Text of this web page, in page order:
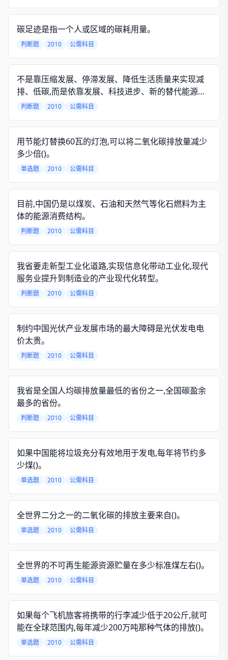
碳足迹是指一个人或区域的碳耗用量。
判断题 2010 公需科目
不是靠压缩发展、停滞发展、降低生活质量来实现减
排、低碳,而是依靠发展、科技进步、新的替代能源、
清洁能源来实现减排和发展的目标。
判断题 2010 公需科目
用节能灯替换60瓦的灯泡,可以将二氧化碳排放量减少
多少倍()。
单选题 2010 公需科目
目前,中国仍是以煤炭、石油和天然气等化石燃料为主
体的能源消费结构。
判断题 2010 公需科目
我省要走新型工业化道路,实现信息化带动工业化,现代
服务业提升到制造业的产业现代化转型。
判断题 2010 公需科目
制约中国光伏产业发展市场的最大障碍是光伏发电电
价太贵。
判断题 2010 公需科目
我省是全国人均碳排放量最低的省份之一,全国碳盈余
最多的省份。
判断题 2010 公需科目
如果中国能将垃圾充分有效地用于发电,每年将节约多
少煤()。
单选题 2010 公需科目
全世界二分之一的二氧化碳的排放主要来自()。
单选题 2010 公需科目
全世界的不可再生能源资源贮量在多少标准煤左右()。
单选题 2010 公需科目
如果每个飞机旅客将携带的行李减少低于20公斤,就可
能在全球范围内,每年减少200万吨那种气体的排放()。
单选题 2010 公需科目